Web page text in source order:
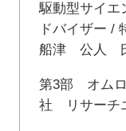
駆動型サイ
ドバイザー /
船津 公人
第3部 オムロ
社 リサー